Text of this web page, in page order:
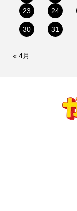
23
24
30 31
« 4月